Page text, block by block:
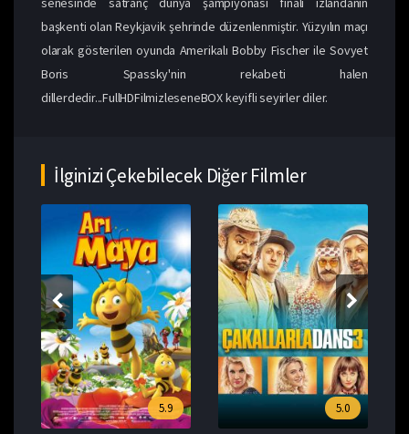
başkenti olan Reykjavik şehrinde düzenlenmiştir. Yüzyılın maçı
olarak gösterilen oyunda Amerikalı Bobby Fischer ile Sovyet
Boris Spassky'nin rekabeti halen
dillerdedir...FullHDFilmizleseneBOX keyifli seyirler diler.
İlginizi Çekebilecek Diğer Filmler
5.9 5.0